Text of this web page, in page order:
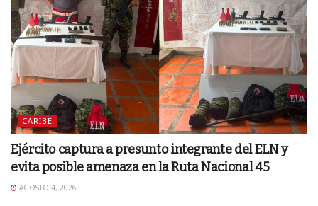
CARIBE
Ejército captura a presunto integrante del ELN y
evita posible amenaza en la Ruta Nacional 45
AGOSTO 4, 2026